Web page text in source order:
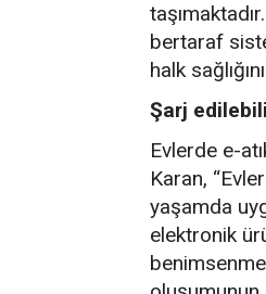
bertaraf
halk
Şarj
Evlerde e-
Karan,
yaşamda
elektronik